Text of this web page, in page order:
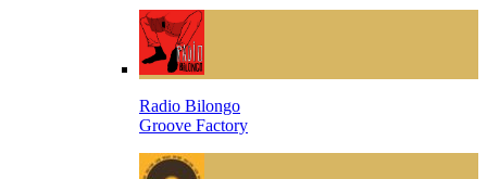
Radio Bilongo
Groove Factory